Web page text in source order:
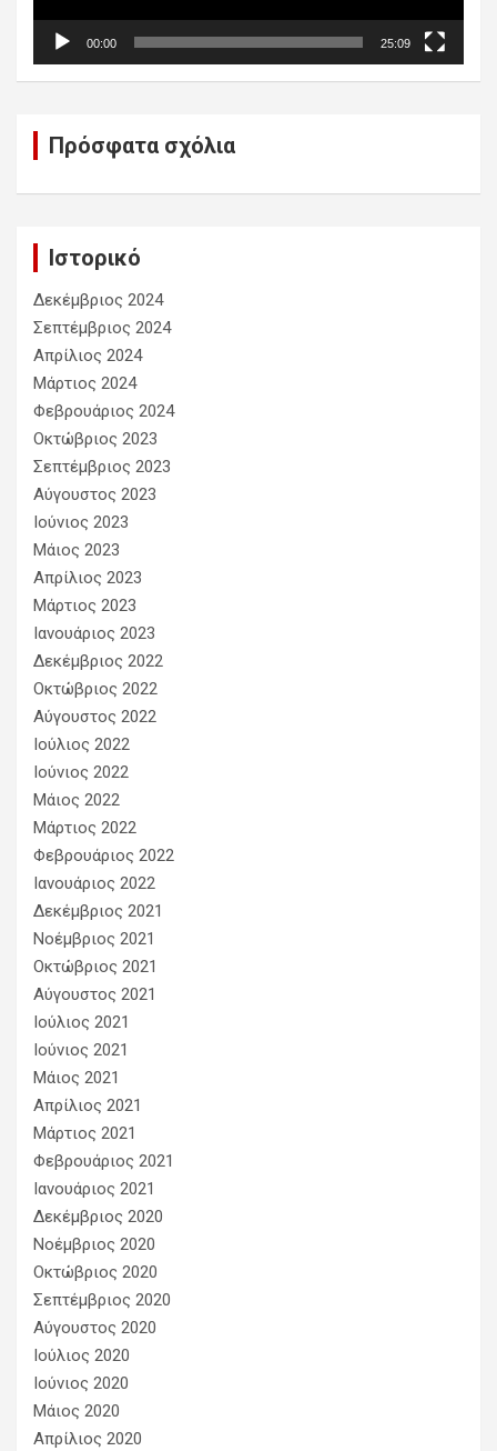
00:00 25:09
Πρόσφατα σχόλια
Ιστορικό
Δεκέμβριος 2024
Σεπτέμβριος 2024
Απρίλιος 2024
Μάρτιος 2024
Φεβρουάριος 2024
Οκτώβριος 2023
Σεπτέμβριος 2023
Αύγουστος 2023
Ιούνιος 2023
Μάιος 2023
Απρίλιος 2023
Μάρτιος 2023
Ιανουάριος 2023
Δεκέμβριος 2022
Οκτώβριος 2022
Αύγουστος 2022
Ιούλιος 2022
Ιούνιος 2022
Μάιος 2022
Μάρτιος 2022
Φεβρουάριος 2022
Ιανουάριος 2022
Δεκέμβριος 2021
Νοέμβριος 2021
Οκτώβριος 2021
Αύγουστος 2021
Ιούλιος 2021
Ιούνιος 2021
Μάιος 2021
Απρίλιος 2021
Μάρτιος 2021
Φεβρουάριος 2021
Ιανουάριος 2021
Δεκέμβριος 2020
Νοέμβριος 2020
Οκτώβριος 2020
Σεπτέμβριος 2020
Αύγουστος 2020
Ιούλιος 2020
Ιούνιος 2020
Μάιος 2020
Απρίλιος 2020